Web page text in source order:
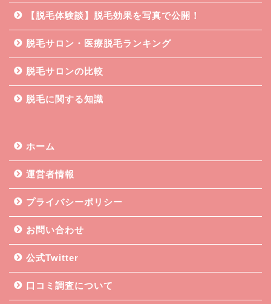
【脱毛体験談】脱毛効果を写真で公開！
脱毛サロン・医療脱毛ランキング
脱毛サロンの比較
脱毛に関する知識
ホーム
運営者情報
プライバシーポリシー
お問い合わせ
公式Twitter
口コミ調査について